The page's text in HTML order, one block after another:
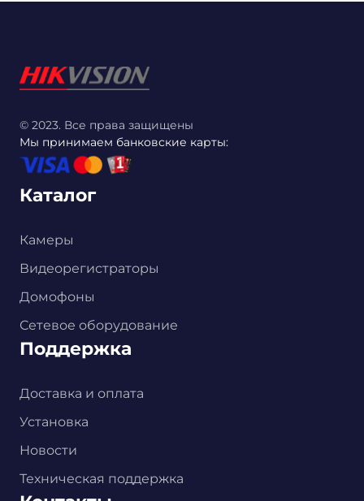
© 2023. Все права защищены
Мы принимаем банковские карты:
Каталог
Камеры
Видеорегистраторы
Домофоны
Сетевое оборудование
Поддержка
Доставка и оплата
Установка
Новости
Техническая поддержка